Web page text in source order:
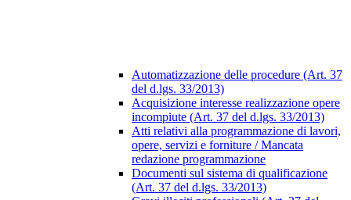
Automatizzazione delle procedure (Art. 37
del d.lgs. 33/2013)
Acquisizione interesse realizzazione opere
incompiute (Art. 37 del d.lgs. 33/2013)
Atti relativi alla programmazione di lavori,
opere, servizi e forniture / Mancata
redazione programmazione
Documenti sul sistema di qualificazione
(Art. 37 del d.lgs. 33/2013)